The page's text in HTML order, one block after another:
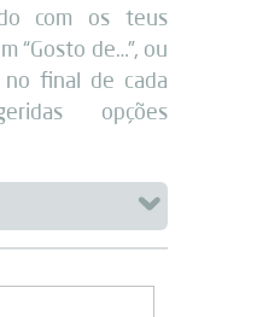
com os teus
“Gosto de…”, ou
no final de cada
opções